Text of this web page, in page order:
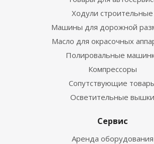
Ходули строительные
Машины для дорожной
Масло для окрасочных
Полировальные
Компрессоры
Сопутствующие
Осветительные вышки
Сервис
Аренда оборудования